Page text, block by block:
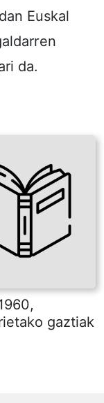
Euskal
da.
gaztiak